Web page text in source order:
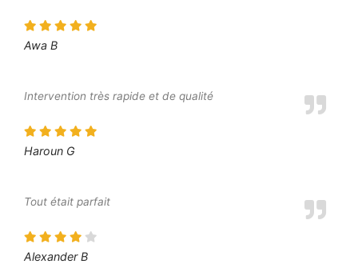
Awa B
Intervention très rapide et de qualité
Haroun G
Tout était parfait
Alexander B